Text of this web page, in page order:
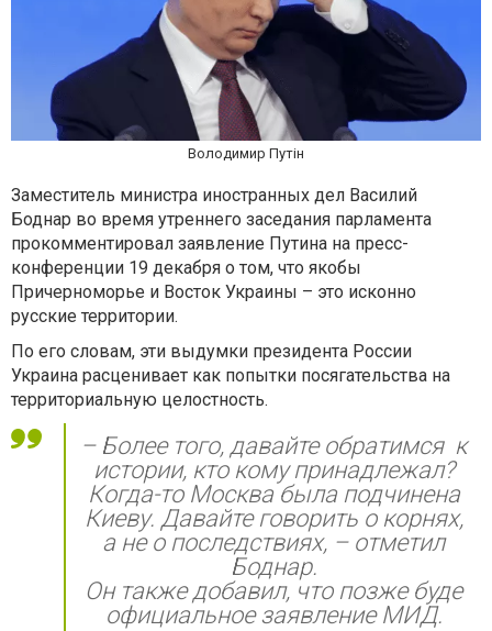
Володимир Путін
Заместитель министра иностранных дел Василий
Боднар во время утреннего заседания парламента
прокомментировал заявление Путина на пресс-
конференции 19 декабря о том, что якобы
Причерноморье и Восток Украины – это исконно
русские территории.
По его словам, эти выдумки президента России
Украина расценивает как попытки посягательства на
территориальную целостность.
– Более того, давайте обратимся к
истории, кто кому принадлежал?
Когда-то Москва была подчинена
Киеву. Давайте говорить о корнях,
а не о последствиях, – отметил
Боднар.
Он также добавил, что позже буде
официальное заявление МИД.